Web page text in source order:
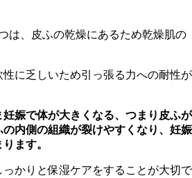
は、皮ふの乾燥にあるため乾燥肌の
に乏しいため引っ張る力への耐性が
娠で体が大きくなる、つまり皮ふが
内側の組織が裂けやすくなり、妊娠
ます。
かりと保湿ケアをすることが大切で